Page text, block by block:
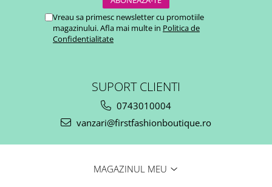
Vreau sa primesc newsletter cu promotiile
magazinului. Afla mai multe in Politica de
Confidentialitate
SUPORT CLIENTI
0743010004
vanzari@firstfashionboutique.ro
MAGAZINUL MEU